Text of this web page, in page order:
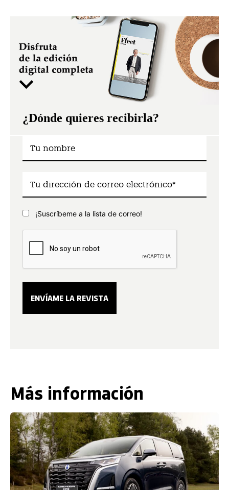
¿Dónde quieres recibirla?
¡Suscríbeme a la lista de correo!
Más información